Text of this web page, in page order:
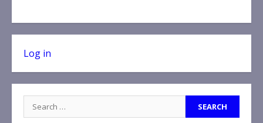
Log in
Search
for: